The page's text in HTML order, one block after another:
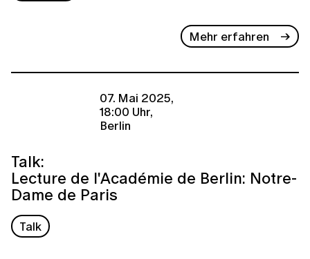
Mehr erfahren
07. Mai 2025,
18:00 Uhr,
Berlin
Talk:
Lecture de l'Académie de Berlin: Notre-
Dame de Paris
Talk